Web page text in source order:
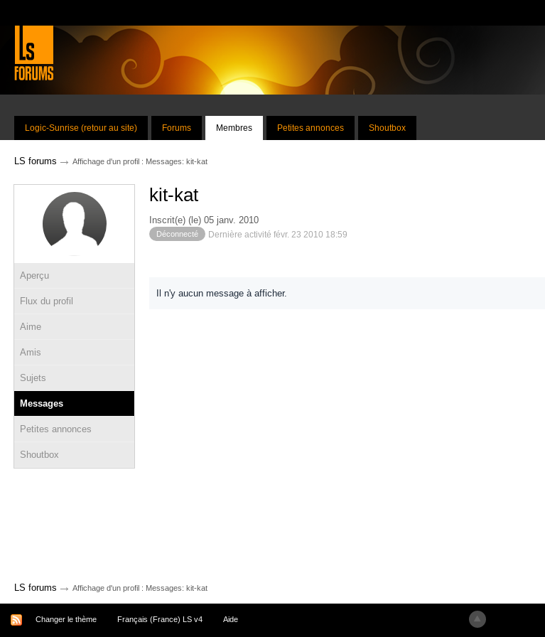
Logic-Sunrise (retour au site) Forums Membres Petites annonces Shoutbox
LS forums → Affichage d'un profil : Messages: kit-kat
Aperçu
Flux du profil
Aime
Amis
Sujets
Messages
Petites annonces
Shoutbox
kit-kat
Inscrit(e) (le) 05 janv. 2010
Déconnecté Dernière activité févr. 23 2010 18:59
Il n'y aucun message à afficher.
LS forums → Affichage d'un profil : Messages: kit-kat
Changer le thème Français (France) LS v4 Aide